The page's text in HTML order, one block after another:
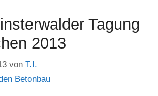
Tagung
2013
von T.I.
Betonbau